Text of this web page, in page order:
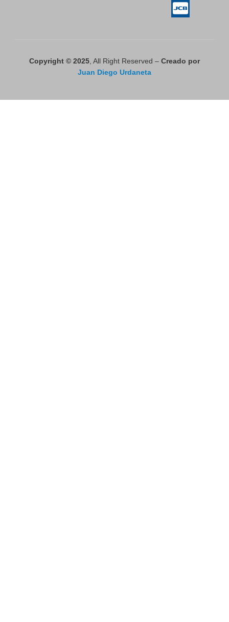
Copyright © 2025, All Right Reserved – Creado por
Juan Diego Urdaneta